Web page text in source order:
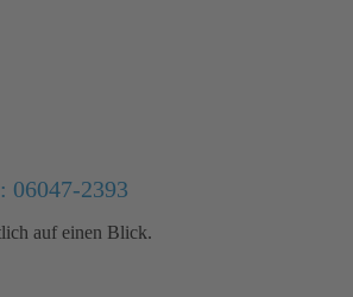
06047-2393
auf einen Blick.